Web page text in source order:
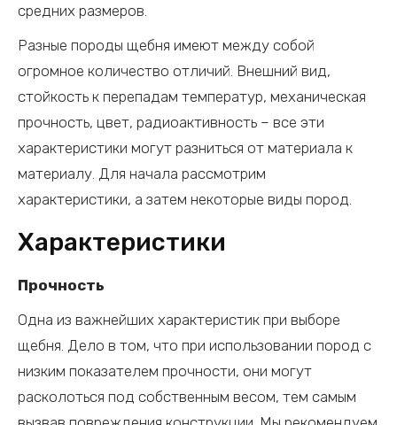
средних размеров.
Разные породы щебня имеют между собой
огромное количество отличий. Внешний вид,
стойкость к перепадам температур, механическая
прочность, цвет, радиоактивность – все эти
характеристики могут разниться от материала к
материалу. Для начала рассмотрим
характеристики, а затем некоторые виды пород.
Характеристики
Прочность
Одна из важнейших характеристик при выборе
щебня. Дело в том, что при использовании пород с
низким показателем прочности, они могут
расколоться под собственным весом, тем самым